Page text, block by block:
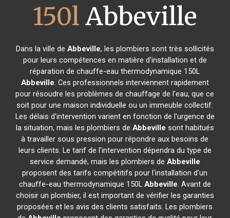
150l Abbeville
Dans la ville de Abbeville, les plombiers sont très sollicités
pour leurs compétences en matière d'installation et de
réparation de chauffe-eau thermodynamique 150L
Abbeville. Ces professionnels interviennent rapidement
pour résoudre les problèmes de chauffage de l'eau, que ce
soit pour une maison individuelle ou un immeuble collectif.
Les délais d'intervention varient en fonction de l'urgence de
la situation, mais les plombiers de Abbeville sont habitués
à travailler sous pression pour répondre aux besoins de
leurs clients. Le tarif de l'intervention dépendra du type de
service demandé, mais les plombiers de Abbeville
proposent des tarifs compétitifs pour l'installation d'un
chauffe-eau thermodynamique 150L Abbeville. Avant de
choisir un plombier, il est important de vérifier les garanties
proposées et les avis des clients satisfaits. Les plombiers